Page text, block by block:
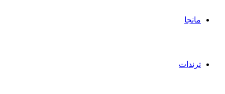
مانجا
ترندات